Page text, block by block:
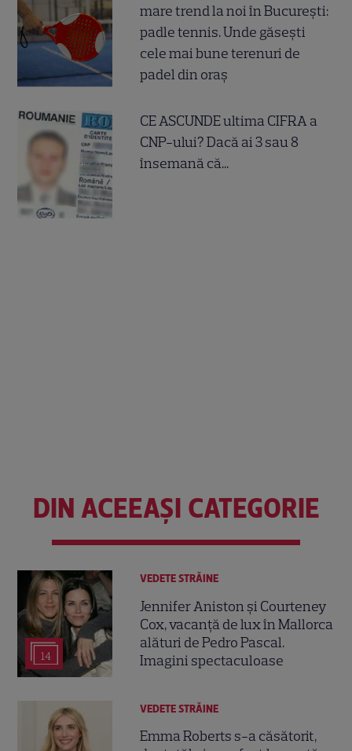
mare trend la noi în București:
padle tennis. Unde găsești
cele mai bune terenuri de
padel din oraș
CE ASCUNDE ultima CIFRA a
CNP-ului? Dacă ai 3 sau 8
însemană că...
DIN ACEEAȘI CATEGORIE
14
VEDETE STRĂINE
Jennifer Aniston și Courteney
Cox, vacanță de lux în Mallorca
alături de Pedro Pascal.
Imagini spectaculoase
VEDETE STRĂINE
Emma Roberts s-a căsătorit,